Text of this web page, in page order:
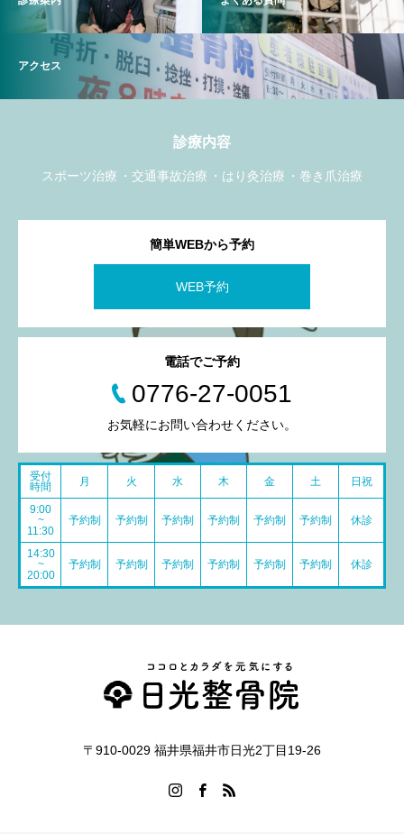
アクセス
診療内容
スポーツ治療 交通事故治療 はり灸治療 巻き爪治療
簡単WEBから予約
WEB予約
電話でご予約
0776-27-0051
お気軽にお問い合わせください。
受付
時間
月 火 水 木 金 土 日祝
9:00
~
11:30
予約制 予約制 予約制 予約制 予約制 予約制 休診
14:30
~
20:00
予約制 予約制 予約制 予約制 予約制 予約制 休診
〒910-0029 福井県福井市日光2丁目19-26